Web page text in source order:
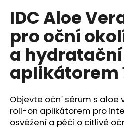
IDC Aloe
pro oční
a
aplikátorem
Objevte oční sérum s aloe
roll-on aplikátorem pro
osvěžení a péči o citlivé
u
j
e
m
e
BODY
BY
SIMONA
NASHI
PEAR
ORGANICKÉ